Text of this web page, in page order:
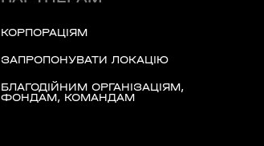
КОРПОРАЦІЯМ
ЗАПРОПОНУВАТИ ЛОКАЦІЮ
БЛАГОДІЙНИМ ОРГАНІЗАЦІЯМ,
ФОНДАМ, КОМАНДАМ